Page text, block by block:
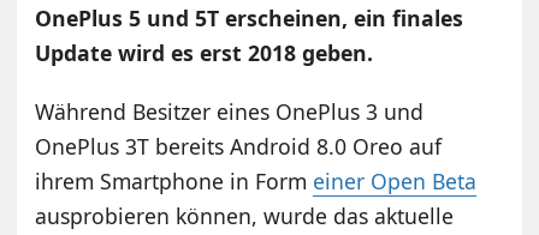
OnePlus 5 und 5T erscheinen, ein finales
Update wird es erst 2018 geben.
Während Besitzer eines OnePlus 3 und
OnePlus 3T bereits Android 8.0 Oreo auf
ihrem Smartphone in Form einer Open Beta
ausprobieren können, wurde das aktuelle